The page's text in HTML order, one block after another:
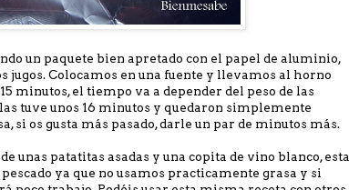
un paquete bien apretado con el papel de aluminio,
jugos. Colocamos en una fuente y llevamos al horno
minutos, el tiempo va a depender del peso de las
tuve unos 16 minutos y quedaron simplemente
si os gusta más pasado, darle un par de minutos más.
unas patatitas asadas y una copita de vino blanco, esta
ya que no usamos practicamente grasa y si